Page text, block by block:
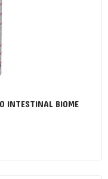
INTESTINAL BIOME